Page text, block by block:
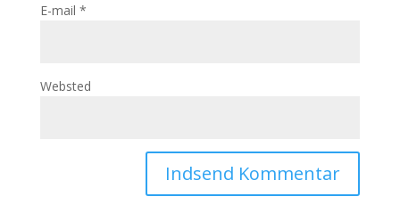
E-mail *
Websted